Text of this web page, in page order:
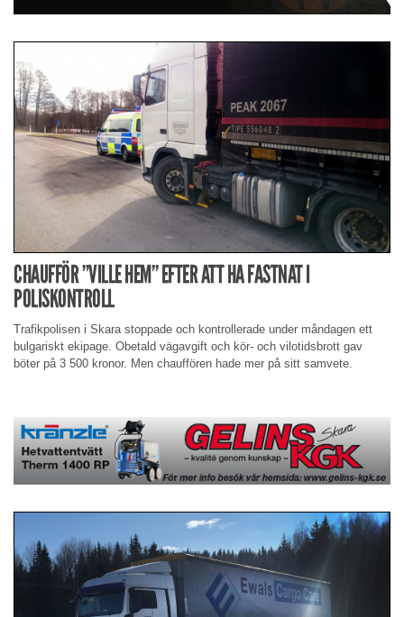
CHAUFFÖR ”VILLE HEM” EFTER ATT HA FASTNAT I
POLISKONTROLL
Trafikpolisen i Skara stoppade och kontrollerade under måndagen ett
bulgariskt ekipage. Obetald vägavgift och kör- och vilotidsbrott gav
böter på 3 500 kronor. Men chauffören hade mer på sitt samvete.